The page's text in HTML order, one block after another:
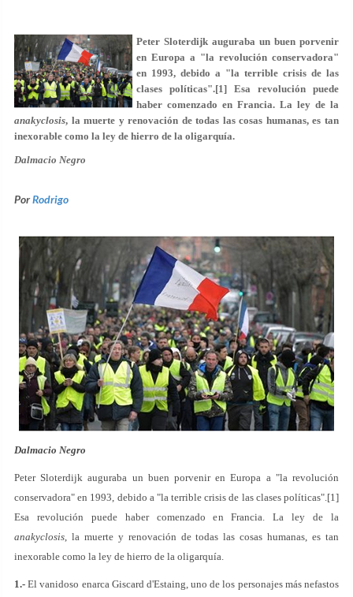
Peter Sloterdijk auguraba un buen porvenir
en Europa a "la revolución conservadora"
en 1993, debido a "la terrible crisis de las
clases políticas".[1] Esa revolución puede
haber comenzado en Francia. La ley de la
anakyclosis, la muerte y renovación de todas las cosas humanas, es tan
inexorable como la ley de hierro de la oligarquía.
Dalmacio Negro
PorRodrigo
Dalmacio Negro
Peter Sloterdijk auguraba un buen porvenir en Europa a "la revolución
conservadora" en 1993, debido a "la terrible crisis de las clases políticas".[1]
Esa revolución puede haber comenzado en Francia. La ley de la
anakyclosis, la muerte y renovación de todas las cosas humanas, es tan
inexorable como la ley de hierro de la oligarquía.
1.- El vanidoso enarca Giscard d'Estaing, uno de los personajes más nefastos